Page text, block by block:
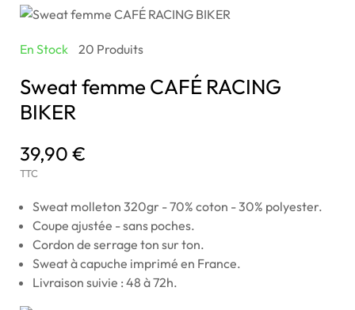
En Stock 20 Produits
Sweat femme CAFÉ RACING
BIKER
39,90 €
TTC
Sweat molleton 320gr - 70% coton - 30% polyester.
Coupe ajustée - sans poches.
Cordon de serrage ton sur ton.
Sweat à capuche imprimé en France.
Livraison suivie : 48 à 72h.